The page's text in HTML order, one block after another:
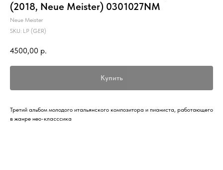
(2018, Neue Meister) 0301027NM
Neue Meister
SKU: LP (GER)
4500,00 р.
Купить
Третий альбом молодого итальянского композитора и пианиста, работающего
в жанре нео-класссика